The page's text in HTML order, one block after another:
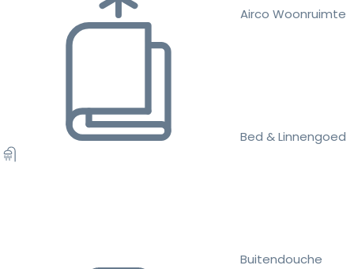
Airco Woonruimte
Bed & Linnengoed
Buitendouche